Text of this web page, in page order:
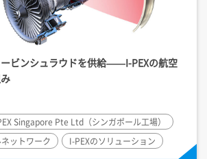
ービンシュラウドを供給——I-PEXの航空
Singapore Pte Ltd（シンガポール工場）
ットワーク I-PEXのソリューション